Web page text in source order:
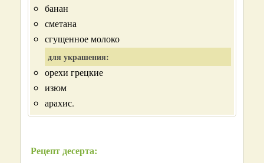
банан
сметана
сгущенное молоко
для украшения:
орехи грецкие
изюм
арахис.
Рецепт десерта: